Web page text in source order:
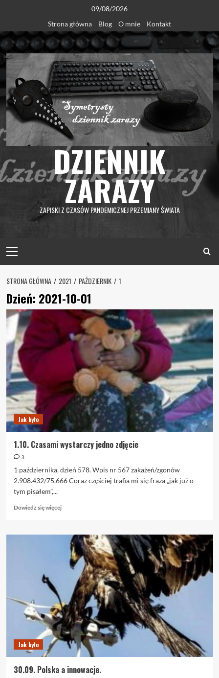
content
09/08/2026
Strona główna
Blog O mnie Kontakt
DZIENNIK
ZARAZY
ZAPISKI Z CZASÓW PANDEMICZNEJ PRZEMIANY ŚWIATA
Menu
STRONA GŁÓWNA 2021 PAŹDZIERNIK 1
Dzień: 2021-10-01
Jak było
1.10. Czasami wystarczy jedno zdjęcie
3
1 października, dzień 578. Wpis nr 567 zakażeń/zgonów
2.908.432/75.666 Coraz częściej trafia mi się fraza „jak już o
tym pisałem”,...
Dowiedz się więcejDowiedz
o
1.10.
Czasami
wystarczy
jedno
zdjęcie
Jak było
30.09. Polska a innowacje.